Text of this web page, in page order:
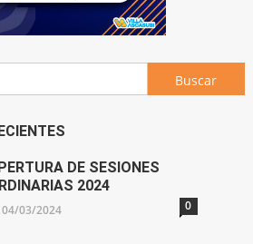
Buscar:
DE SESIONES
2024
04/03/2024 0